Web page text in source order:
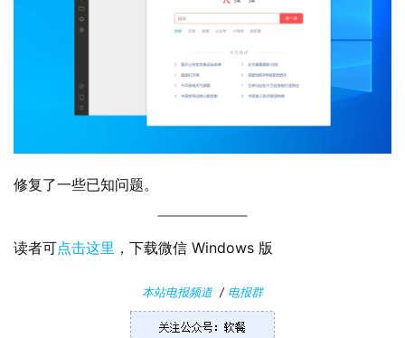
修复了一些已知问题。
读者可点击这里 ，下载微信 Windows 版
本站电报频道/ 电报群